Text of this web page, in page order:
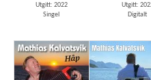
Utgitt: 2022
Singel
Utgitt:
Digitalt